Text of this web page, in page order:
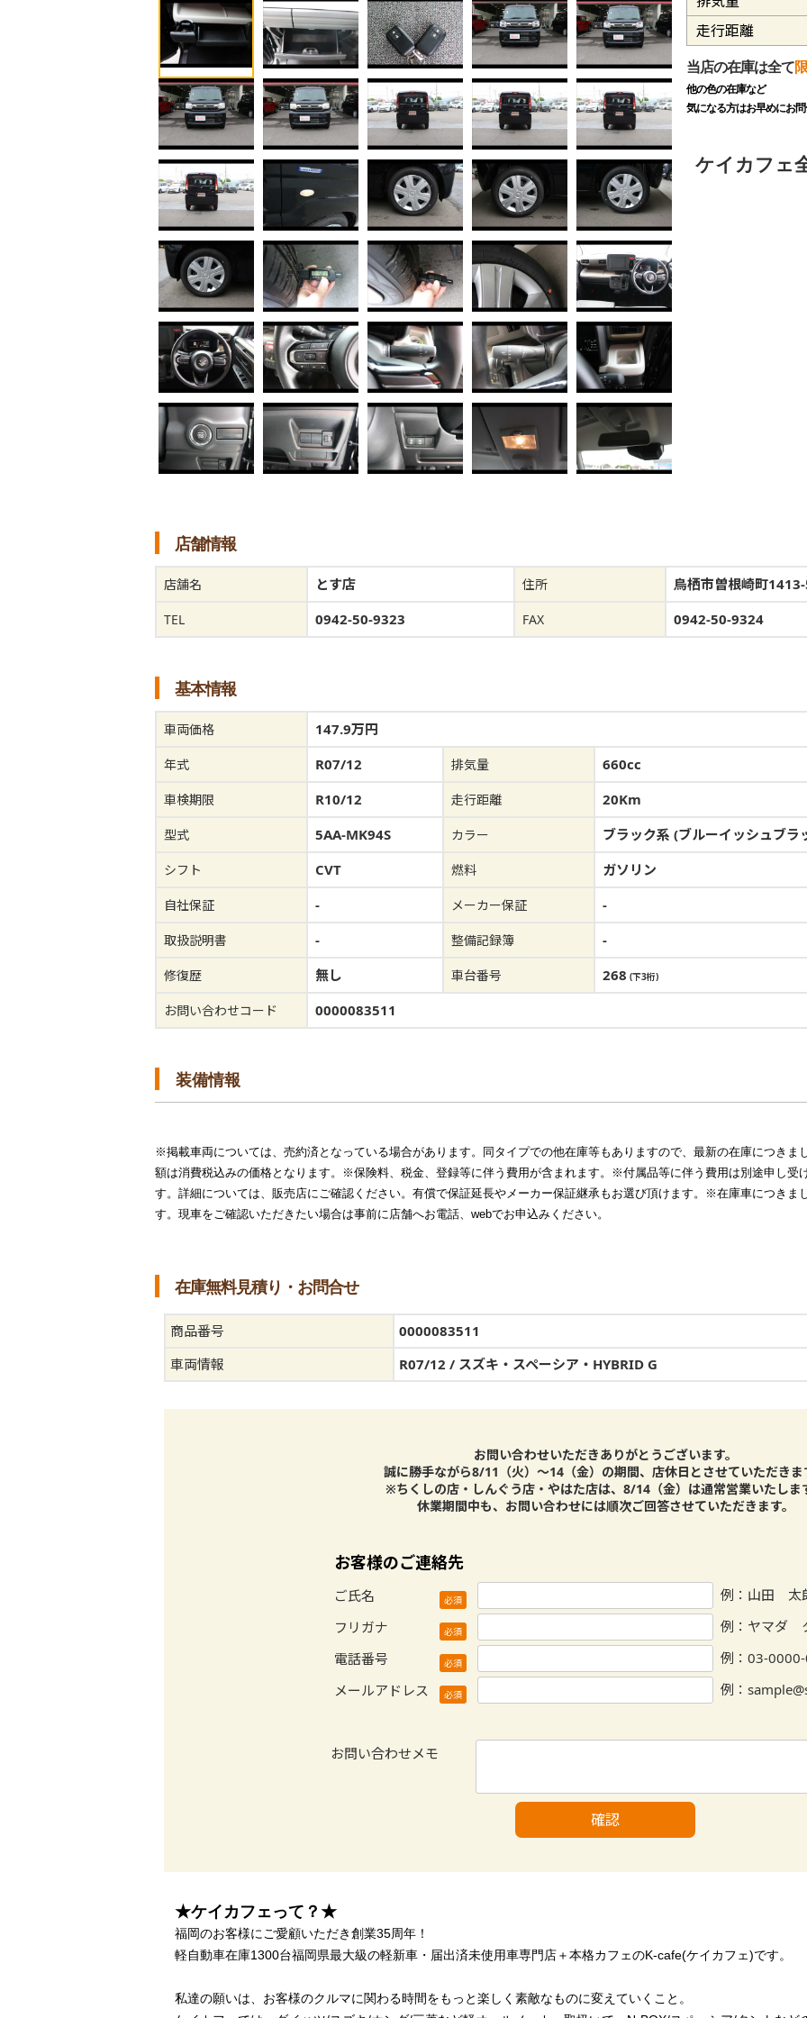
走行距離
当店の在庫は全て
他の色の在庫など
気になる方はお早めにお
ケイカフェ
店舗情報
店舗名 とす店 住所 鳥栖市曽根崎町
TEL 0942-50-9323 FAX 0942-50-9324
基本情報
車両価格 147.9万円
年式 R07/12 排気量 660cc
車検期限 R10/12 走行距離 20Km
型式 5AA-MK94S カラー ブラック系 (ブルーイッシュブラ
シフト CVT 燃料 ガソリン
自社保証 - メーカー保証 -
取扱説明書 - 整備記録簿 -
修復歴 無し 車台番号 268 (下3桁)
お問い合わせコード 0000083511
装備情報
※掲載車両については、売約済となっている場合があります。同タイプでの他在庫等もありますので、最新の在庫につき
額は消費税込みの価格となります。※保険料、税金、登録等に伴う費用が含まれます。※付属品等に伴う費用は別途申し
す。詳細については、販売店にご確認ください。有償で保証延長やメーカー保証継承もお選び頂けます。※在庫車につきま
す。現車をご確認いただきたい場合は事前に店舗へお電話、webでお申込みください。
在庫無料見積り・お問合せ
★ケイカフェって？★
福岡のお客様にご愛顧いただき創業35周年！
軽自動車在庫1300台福岡県最大級の軽新車・届出済未使用車専門店＋本格カフェのK-cafe(ケイカフェ)です。
私達の願いは、お客様のクルマに関わる時間をもっと楽しく素敵なものに変えていくこと。